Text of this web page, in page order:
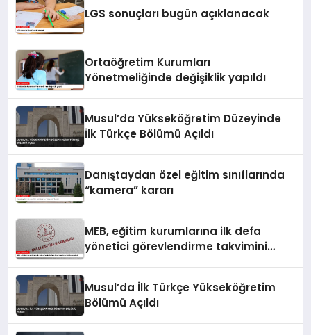
LGS sonuçları bugün açıklanacak
Ortaöğretim Kurumları
Yönetmeliğinde değişiklik yapıldı
Musul’da Yükseköğretim Düzeyinde
İlk Türkçe Bölümü Açıldı
Danıştaydan özel eğitim sınıflarında
“kamera” kararı
MEB, eğitim kurumlarına ilk defa
yönetici görevlendirme takvimini
Musul’da İlk Türkçe Yükseköğretim
Bölümü Açıldı